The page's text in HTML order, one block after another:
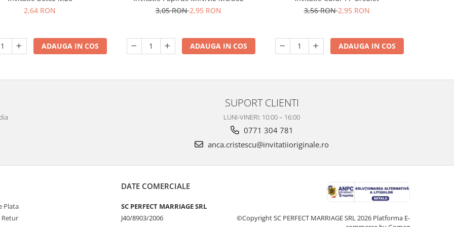
2,64 RON
ADAUGA IN COS
3,05 RON2,95 RON
ADAUGA IN COS
3,56 RON2,95 RON
ADAUGA IN COS
SUPORT CLIENTI
LUNI-VINERI: 10:00 – 16:00
0771 304 781
anca.cristescu@invitatiioriginale.ro
Plata
Retur
DATE COMERCIALE
SC PERFECT MARRIAGE SRL
J40/8903/2006
©Copyright SC PERFECT MARRIAGE SRL 2026 Platforma E-